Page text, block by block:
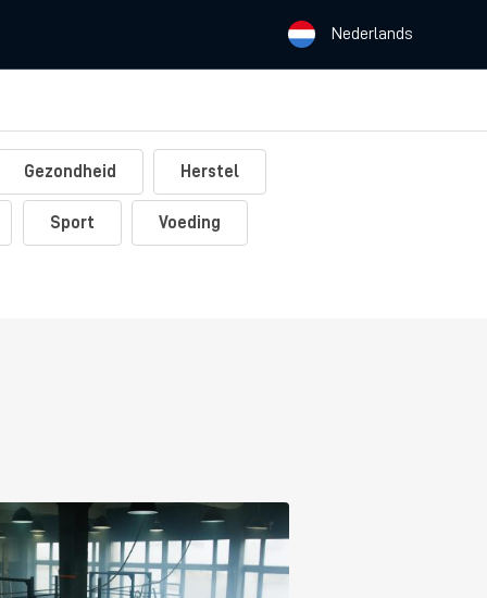
Nederlands
Gezondheid Herstel
Sport Voeding